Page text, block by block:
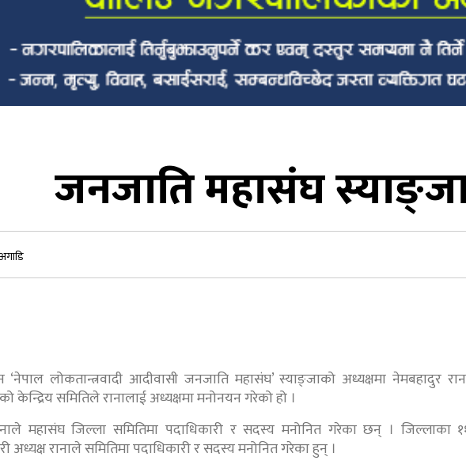
जनजाति महासंघ
लोकतान्त्रवादी आदीवासी जनजाति महासंघ’ स्याङ्जाको अध्यक्षमा नेमबहादुर
समितिले रानालाई अध्यक्षमा मनोनयन गरेको हो ।
महासंघ जिल्ला समितिमा पदाधिकारी र सदस्य मनोनित गरेका छन् । जिल्लाका
अध्यक्ष रानाले समितिमा पदाधिकारी र सदस्य मनोनित गरेका हुन् ।